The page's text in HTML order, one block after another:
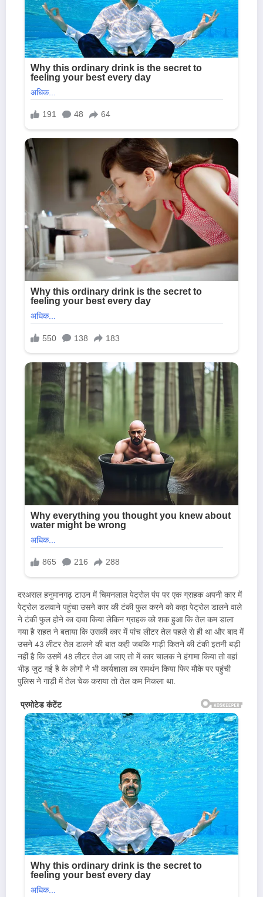
दरअसल हनुमानगढ़ टाउन में चिमनलाल पेट्रोल पंप पर एक ग्राहक अपनी कार में
पेट्रोल डलवाने पहुंचा उसने कार की टंकी फुल करने को कहा पेट्रोल डालने वाले
ने टंकी फुल होने का दावा किया लेकिन ग्राहक को शक हुआ कि तेल कम डाला
गया है राहत ने बताया कि उसकी कार में पांच लीटर तेल पहले से ही था और बाद में
उसने 43 लीटर तेल डालने की बात कही जबकि गाड़ी कितने की टंकी इतनी बड़ी
नहीं है कि उसमें 48 लीटर तेल आ जाए तो में कार चालक ने हंगामा किया तो वहां
भीड़ जुट गई है के लोगों ने भी कार्यशाला का समर्थन किया फिर मौके पर पहुंची
पुलिस ने गाड़ी में तेल चेक कराया तो तेल कम निकला था.